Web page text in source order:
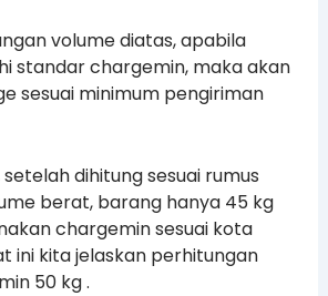
volume diatas, apabila
standar chargemin, maka akan
sesuai minimum pengiriman
dihitung sesuai rumus
berat, barang hanya 45 kg
chargemin sesuai kota
ini kita jelaskan perhitungan
50 kg .